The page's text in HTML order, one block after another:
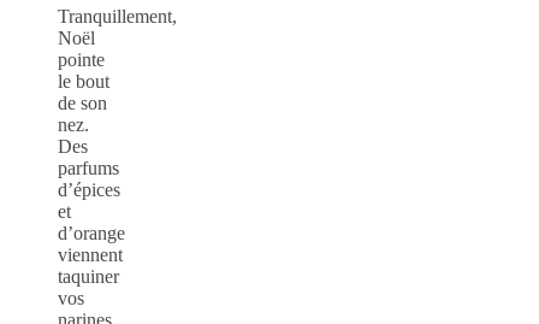
Tranquillement,
Noël
pointe
le bout
de son
nez.
Des
parfums
d’épices
et
d’orange
viennent
taquiner
vos
narines.